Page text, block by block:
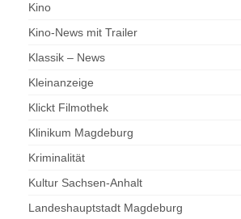
Kino
Kino-News mit Trailer
Klassik – News
Kleinanzeige
Klickt Filmothek
Klinikum Magdeburg
Kriminalität
Kultur Sachsen-Anhalt
Landeshauptstadt Magdeburg